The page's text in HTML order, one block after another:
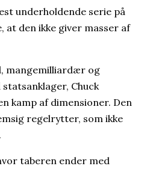
underholdende serie på
at den ikke giver masser af
mangemilliardær og
Chuck
kamp af dimensioner. Den
regelrytter, som ikke
taberen ender med